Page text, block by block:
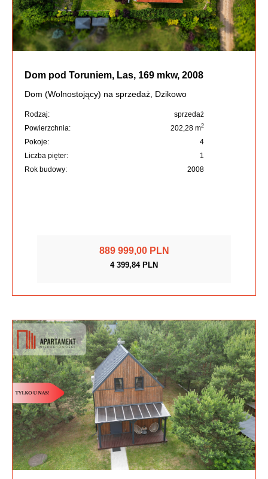
Dom pod Toruniem, Las, 169 mkw, 2008
Dom (Wolnostojący) na sprzedaż, Dzikowo
Rodzaj:
sprzedaż
Powierzchnia:
202,28 m2
Pokoje:
4
Liczba pięter:
1
Rok budowy:
2008
889 999,00 PLN
4 399,84 PLN